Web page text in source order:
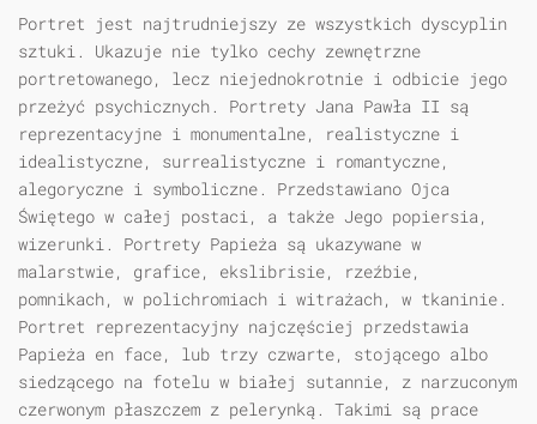
Portret jest najtrudniejszy ze wszystkich dyscyplin
sztuki. Ukazuje nie tylko cechy zewnętrzne
portretowanego, lecz niejednokrotnie i odbicie jego
przeżyć psychicznych. Portrety Jana Pawła II są
reprezentacyjne i monumentalne, realistyczne i
idealistyczne, surrealistyczne i romantyczne,
alegoryczne i symboliczne. Przedstawiano Ojca
Świętego w całej postaci, a także Jego popiersia,
wizerunki. Portrety Papieża są ukazywane w
malarstwie, grafice, ekslibrisie, rzeźbie,
pomnikach, w polichromiach i witrażach, w tkaninie.
Portret reprezentacyjny najczęściej przedstawia
Papieża en face, lub trzy czwarte, stojącego albo
siedzącego na fotelu w białej sutannie, z narzuconym
czerwonym płaszczem z pelerynką. Takimi są prace